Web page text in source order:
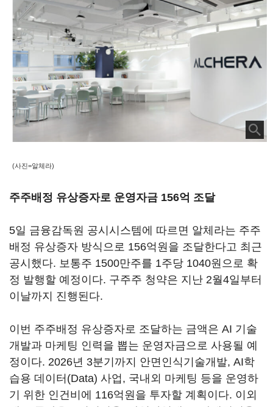
(사진=알체라)
주주배정 유상증자로 운영자금 156억 조달
5일 금융감독원 공시시스템에 따르면 알체라는 주주
배정 유상증자 방식으로 156억원을 조달한다고 최근
공시했다. 보통주 1500만주를 1주당 1040원으로 확
정 발행할 예정이다. 구주주 청약은 지난 2월4일부터
이날까지 진행된다.
이번 주주배정 유상증자로 조달하는 금액은 AI 기술
개발과 마케팅 인력을 뽑는 운영자금으로 사용될 예
정이다. 2026년 3분기까지 안면인식기술개발, AI학
습용 데이터(Data) 사업, 국내외 마케팅 등을 운영하
기 위한 인건비에 116억원을 투자할 계획이다. 이외